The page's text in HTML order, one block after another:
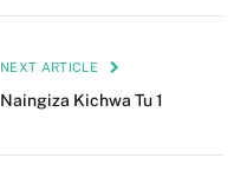
NEXT ARTICLE
Naingiza Kichwa Tu 1